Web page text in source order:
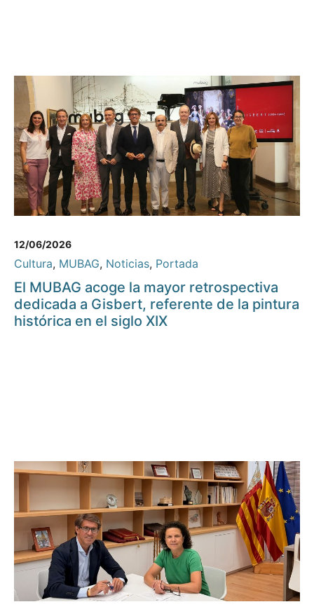
12/06/2026
Cultura, MUBAG, Noticias, Portada
El MUBAG acoge la mayor retrospectiva
dedicada a Gisbert, referente de la pintura
histórica en el siglo XIX